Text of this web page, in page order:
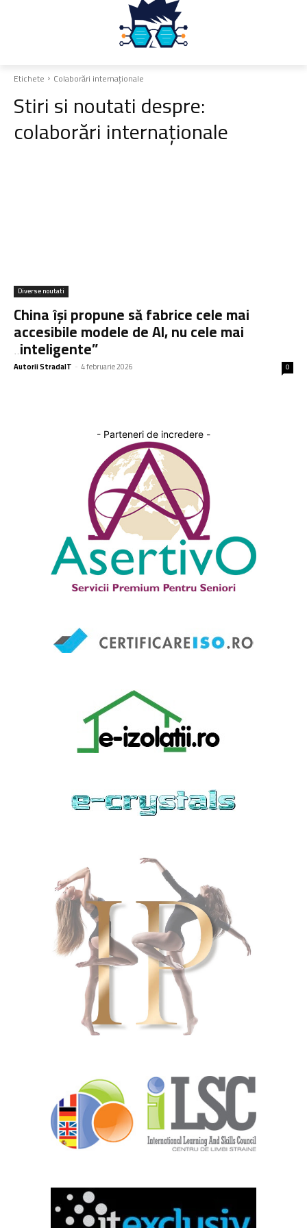
Etichete Colaborări internaționale
Stiri si noutati despre:
colaborări internaționale
Diverse noutati
China își propune să fabrice cele mai
accesibile modele de AI, nu cele mai
„inteligente”
Autorii StradaIT - 4 februarie 2026 0
- Parteneri de incredere -